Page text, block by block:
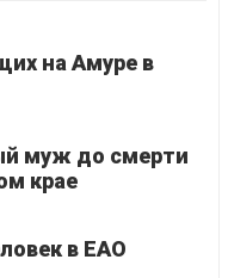
на Амуре в
муж до смерти
крае
в ЕАО